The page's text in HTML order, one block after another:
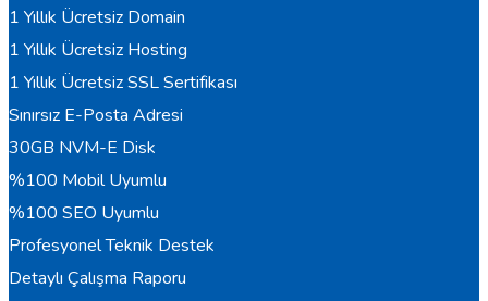
1 Yıllık Ücretsiz Domain
1 Yıllık Ücretsiz Hosting
1 Yıllık Ücretsiz SSL Sertifikası
Sınırsız E-Posta Adresi
30GB NVM-E Disk
%100 Mobil Uyumlu
%100 SEO Uyumlu
Profesyonel Teknik Destek
Detaylı Çalışma Raporu